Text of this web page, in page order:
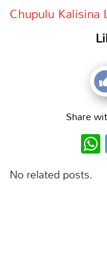
Chupulu
Share
No related posts.